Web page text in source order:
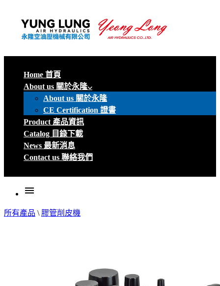
Home 首頁
About us 關於永隆
About us 關於永隆
CE Certification 證書
Product 產品資訊
Catalog 目錄下載
News 最新消息
Contact us 聯絡我們
menu
所有產品 \ 膠管削皮機